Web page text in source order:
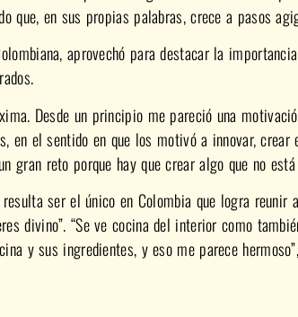
que, en sus propias palabras, crece a pasos
aprovechó para destacar la
Desde un principio me pareció una
en el sentido en que los motivó a innovar,
gran reto porque hay que crear algo que no está
ser el único en Colombia que logra reunir
divino”. “Se ve cocina del interior como
y sus ingredientes, y eso me parece